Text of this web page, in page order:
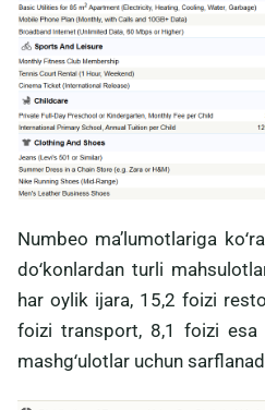
Numbeo maʼlumotlariga
doʻkonlardan turli
har oylik ijara, 15,2 foizi
foizi transport, 8,1 foizi esa
mashgʻulotlar uchun